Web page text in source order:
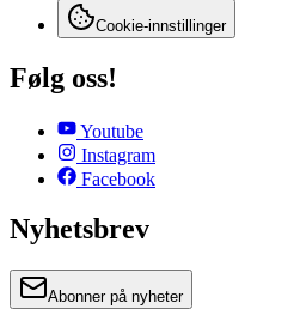
Cookie-innstillinger
Følg oss!
Youtube
Instagram
Facebook
Nyhetsbrev
Abonner på nyheter